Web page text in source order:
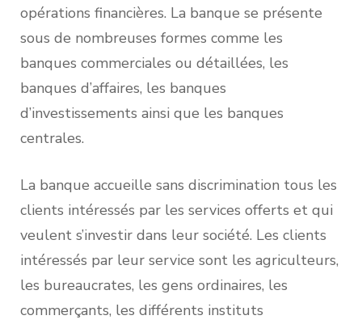
opérations financières. La banque se présente
sous de nombreuses formes comme les
banques commerciales ou détaillées, les
banques d’affaires, les banques
d’investissements ainsi que les banques
centrales.
La banque accueille sans discrimination tous les
clients intéressés par les services offerts et qui
veulent s’investir dans leur société. Les clients
intéressés par leur service sont les agriculteurs,
les bureaucrates, les gens ordinaires, les
commerçants, les différents instituts